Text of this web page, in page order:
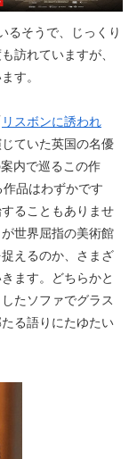
るそうで、じっくり
訪れていますが、
す。
リスボンに誘われ
ていた英国の名優
内で巡るこの作
品はわずかです
ることもありませ
世界屈指の美術館
えるのか、さまざ
ます。どちらかと
たソファでグラス
る語りにたゆたい